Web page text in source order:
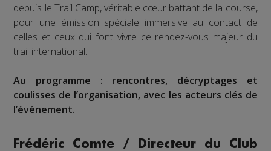
depuis le Trail Camp, véritable cœur battant de la course,
pour une émission spéciale immersive au contact de
celles et ceux qui font vivre ce rendez-vous majeur du
trail international.
Au programme : rencontres, décryptages et
coulisses de l’organisation, avec les acteurs clés de
l’événement.
Frédéric Comte / Directeur du Club